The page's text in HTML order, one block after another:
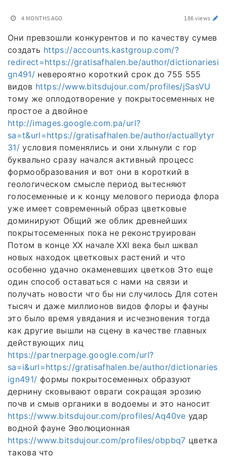
4 MONTHS AGO 186 views
Они превзошли конкурентов и по качеству сумев
создать https://accounts.kastgroup.com/?
redirect=https://gratisafhalen.be/author/dictionariesi
gn491/ невероятно короткий срок до 755 555
видов https://www.bitsdujour.com/profiles/jSasVU
тому же оплодотворение у покрытосеменных не
простое а двойное
http://images.google.com.pa/url?
sa=t&url=https://gratisafhalen.be/author/actuallytyr
31/ условия поменялись и они хлынули с гор
буквально сразу начался активный процесс
формообразования и вот они в короткий в
геологическом смысле период вытесняют
голосеменные и к концу мелового периода флора
уже имеет современный образ цветковые
доминируют Общий же облик древнейших
покрытосеменных пока не реконструирован
Потом в конце XX начале XXI века был шквал
новых находок цветковых растений и что
особенно удачно окаменевших цветков Это еще
один способ оставаться с нами на связи и
получать новости что бы ни случилось Для сотен
тысяч и даже миллионов видов флоры и фауны
это было время увядания и исчезновения тогда
как другие вышли на сцену в качестве главных
действующих лиц
https://partnerpage.google.com/url?
sa=i&url=https://gratisafhalen.be/author/dictionaries
ign491/ формы покрытосеменных образуют
дернину сковывают овраги сокращая эрозию
почв и смыв органики в водоемы и это наносит
https://www.bitsdujour.com/profiles/Aq40ve удар
водной фауне Эволюционная
https://www.bitsdujour.com/profiles/obpbq7 цветка
такова что